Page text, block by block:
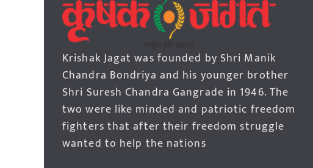
Krishak Jagat was founded by Shri Manik
Chandra Bondriya and his younger brother
Shri Suresh Chandra Gangrade in 1946. The
two were like minded and patriotic freedom
fighters that after their freedom struggle
wanted to help the nations